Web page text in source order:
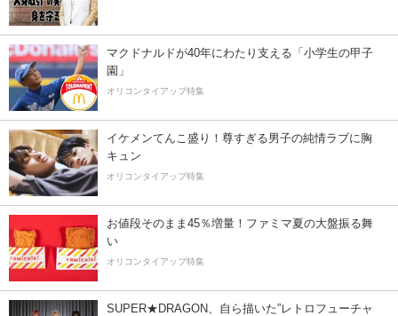
マクドナルドが40年にわたり支える「小学生の甲子
園」
オリコンタイアップ特集
イケメンてんこ盛り！尊すぎる男子の純情ラブに胸
キュン
オリコンタイアップ特集
お値段そのまま45％増量！ファミマ夏の大盤振る舞
い
オリコンタイアップ特集
SUPER★DRAGON、自ら描いた”レトロフューチャ